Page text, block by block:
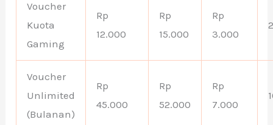
Voucher
Kuota
Gaming
Rp
12.000
Rp
15.000
Rp
3.000
Voucher
Unlimited
(Bulanan)
Rp
45.000
Rp
52.000
Rp
7.000